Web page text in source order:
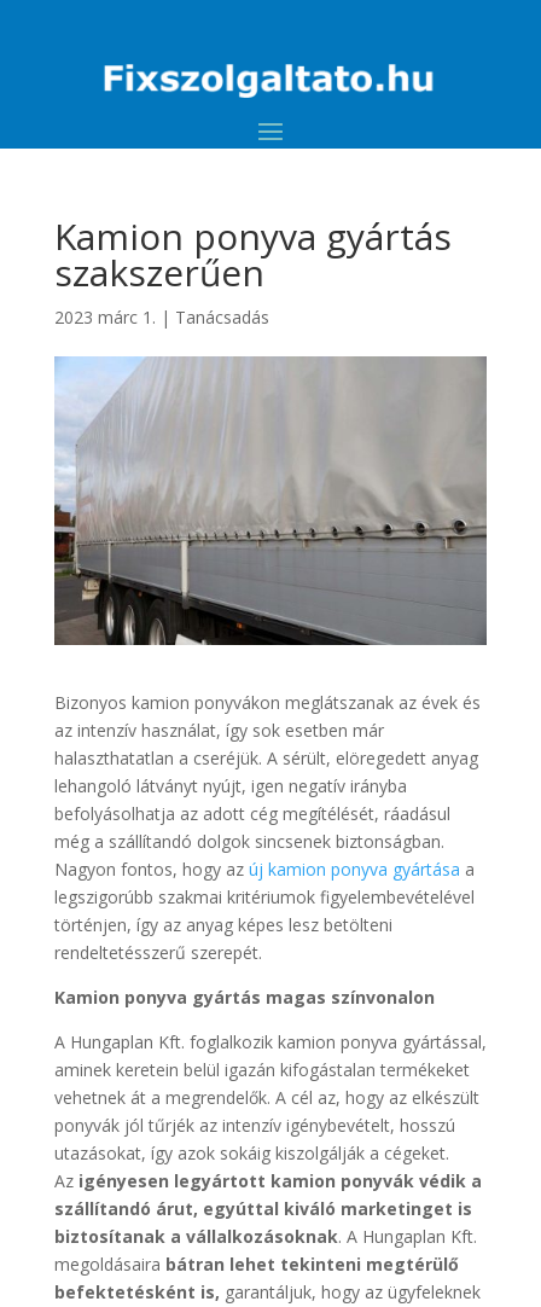
Kamion ponyva gyártás
szakszerűen
2023 márc 1. | Tanácsadás
Bizonyos kamion ponyvákon meglátszanak az évek és
az intenzív használat, így sok esetben már
halaszthatatlan a cseréjük. A sérült, elöregedett anyag
lehangoló látványt nyújt, igen negatív irányba
befolyásolhatja az adott cég megítélését, ráadásul
még a szállítandó dolgok sincsenek biztonságban.
Nagyon fontos, hogy az új kamion ponyva gyártása a
legszigorúbb szakmai kritériumok figyelembevételével
történjen, így az anyag képes lesz betölteni
rendeltetésszerű szerepét.
Kamion ponyva gyártás magas színvonalon
A Hungaplan Kft. foglalkozik kamion ponyva gyártással,
aminek keretein belül igazán kifogástalan termékeket
vehetnek át a megrendelők. A cél az, hogy az elkészült
ponyvák jól tűrjék az intenzív igénybevételt, hosszú
utazásokat, így azok sokáig kiszolgálják a cégeket.
Az igényesen legyártott kamion ponyvák védik a
szállítandó árut, egyúttal kiváló marketinget is
biztosítanak a vállalkozásoknak. A Hungaplan Kft.
megoldásaira bátran lehet tekinteni megtérülő
befektetésként is, garantáljuk, hogy az ügyfeleknek